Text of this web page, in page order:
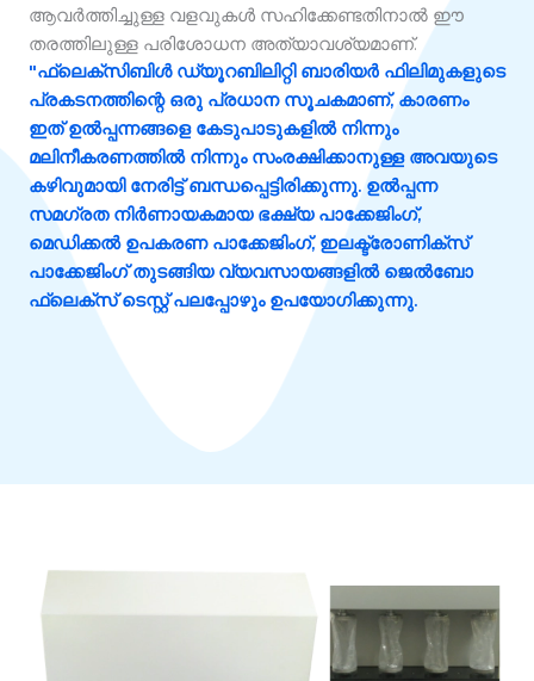
ആവർത്തിച്ചുള്ള വളവുകൾ സഹിക്കേണ്ടതിനാൽ ഈ
തരത്തിലുള്ള പരിശോധന അത്യാവശ്യമാണ്.
"ഫ്ലെക്സിബിൾ ഡ്യൂറബിലിറ്റിബാരിയർ ഫിലിമുകളുടെ
പ്രകടനത്തിന്റെ ഒരു പ്രധാന സൂചകമാണ്, കാരണം
ഇത് ഉൽപ്പന്നങ്ങളെ കേടുപാടുകളിൽ നിന്നും
മലിനീകരണത്തിൽ നിന്നും സംരക്ഷിക്കാനുള്ള അവയുടെ
കഴിവുമായി നേരിട്ട് ബന്ധപ്പെട്ടിരിക്കുന്നു. ഉൽപ്പന്ന
സമഗ്രത നിർണായകമായ ഭക്ഷ്യ പാക്കേജിംഗ്,
മെഡിക്കൽ ഉപകരണ പാക്കേജിംഗ്, ഇലക്ട്രോണിക്സ്
പാക്കേജിംഗ് തുടങ്ങിയ വ്യവസായങ്ങളിൽ ജെൽബോ
ഫ്ലെക്സ് ടെസ്റ്റ് പലപ്പോഴും ഉപയോഗിക്കുന്നു.